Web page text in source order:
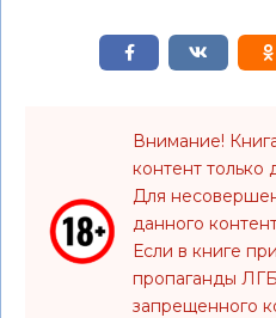
Внимание!
контент только
Для
данного
Если в книге
пропаганды
запрещенного